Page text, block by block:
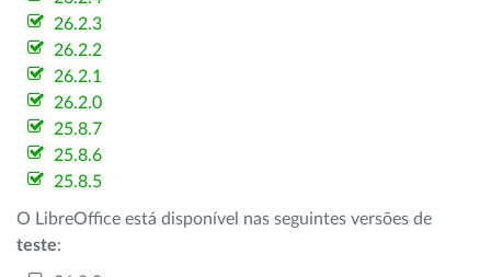
26.2.3
26.2.2
26.2.1
26.2.0
25.8.7
25.8.6
25.8.5
O LibreOffice está disponível nas seguintes versões de
teste: